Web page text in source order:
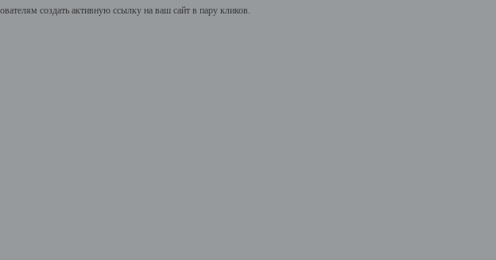
создать активную ссылку на ваш сайт в пару кликов.